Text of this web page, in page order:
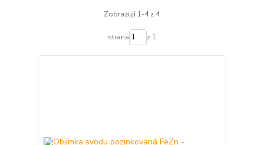
Zobrazuji 1-4 z 4
strana z 1